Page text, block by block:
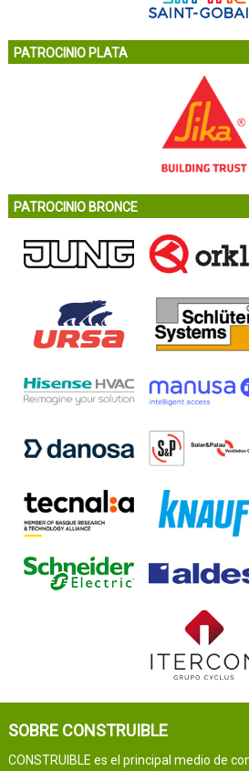
PATROCINIO PLATA
PATROCINIO BRONCE
SOBRE CONSTRUIBLE
CONSTRUIBLE es el principal medio de